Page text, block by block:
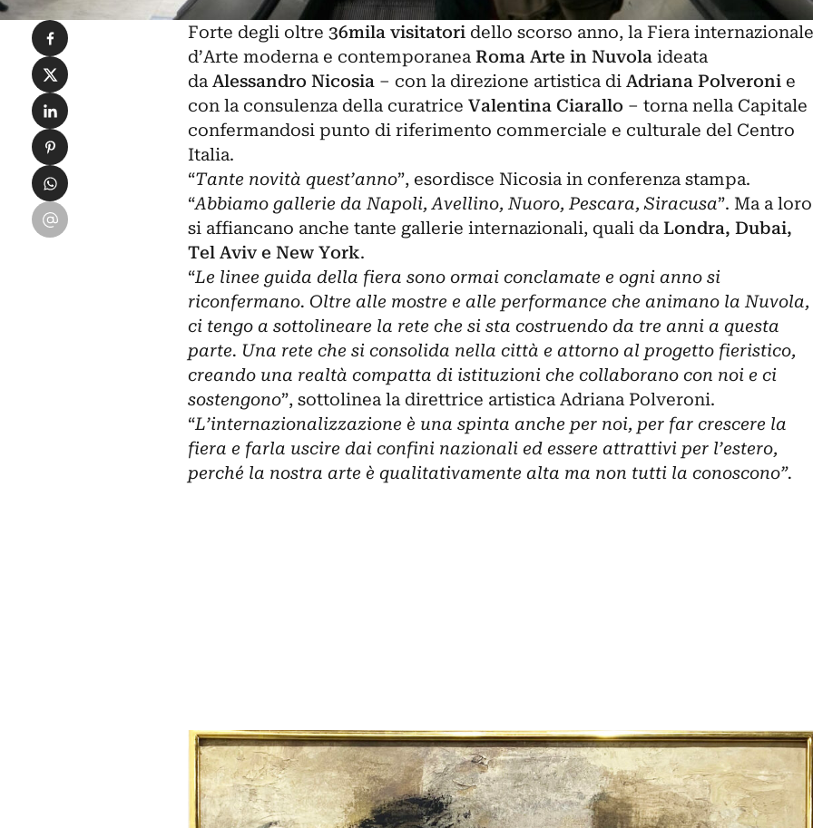
Forte degli oltre 36mila visitatoridello scorso anno, la Fiera internazionale
d’Arte moderna e contemporaneaRoma Arte in Nuvolaideata
daAlessandro Nicosia– con la direzione artistica di Adriana Polveronie
con la consulenza della curatrice Valentina Ciarallo – torna nella Capitale
confermandosi punto di riferimento commerciale e culturale del Centro
Italia.
“Tante novità quest’anno”, esordisce Nicosia in conferenza stampa.
“Abbiamo gallerie da Napoli, Avellino, Nuoro, Pescara, Siracusa”. Ma a loro
si affiancano anche tante gallerie internazionali, quali daLondra, Dubai,
Tel Aviv e New York.
“Le linee guida della fiera sono ormai conclamate e ogni anno si
riconfermano. Oltre alle mostre e alle performance che animano la Nuvola,
ci tengo a sottolineare la rete che si sta costruendo da tre anni a questa
parte. Una rete che si consolida nella città e attorno al progetto fieristico,
creando una realtà compatta di istituzioni che collaborano con noi e ci
sostengono”, sottolinea la direttrice artisticaAdriana Polveroni.
“L’internazionalizzazione è una spinta anche per noi, per far crescere la
fiera e farla uscire dai confini nazionali ed essere attrattivi per l’estero,
perché la nostra arte è qualitativamente alta ma non tutti la conoscono”.
Condividi su Facebook
Condividi su X
Condividi su LinkedIn
Condividi su Pinterest
Condividi su WhatsApp
Condividi su Email